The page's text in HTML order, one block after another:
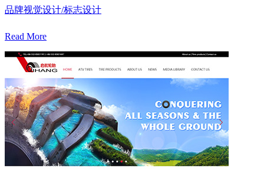
品牌视觉设计/标志设计
Read More